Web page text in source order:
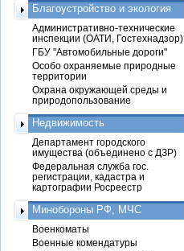
Благоустройство и экология
Административно-технические
инспекции (ОАТИ, Гостехнадзор)
ГБУ "Автомобильные дороги"
Особо охраняемые природные
территории
Охрана окружающей среды и
природопользование
Недвижимость
Департамент городского
имущества (объединено с ДЗР)
Федеральная служба гос.
регистрации, кадастра и
картографии Росреестр
Минобороны РФ, МЧС
Военкоматы
Военные комендатуры